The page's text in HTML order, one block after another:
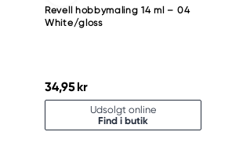
Revell hobbymaling 14 ml – 04
White/gloss
34,95 kr
Udsolgt online
Find i butik